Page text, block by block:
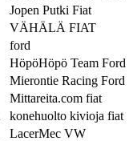
Jopen Putki Fiat
VÄHÄLÄ FIAT
ford
HöpöHöpö Team Ford
Mierontie Racing Ford
Mittareita.com fiat
konehuolto kivioja fiat
LacerMec VW